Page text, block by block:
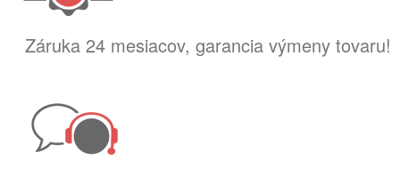
Záruka 24 mesiacov, garancia výmeny tovaru!